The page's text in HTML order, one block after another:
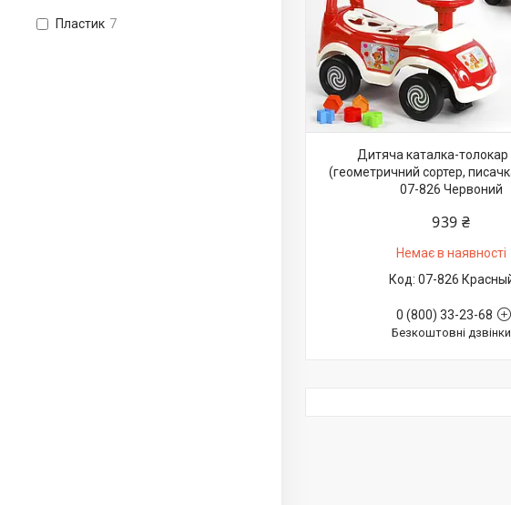
Пластик 7
Дитяча каталка-толокар
(геометричний сортер,
07-826 Червоний
939 ₴
Немає в наявності
07-826
0 (800) 33-23-68
Безкоштовні дзвінки